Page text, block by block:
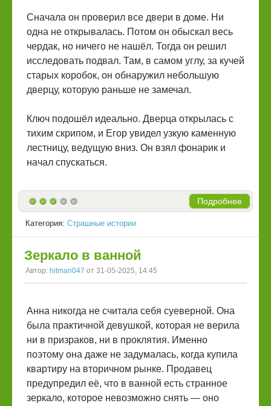
Сначала он проверил все двери в доме. Ни
одна не открывалась. Потом он обыскал весь
чердак, но ничего не нашёл. Тогда он решил
исследовать подвал. Там, в самом углу, за кучей
старых коробок, он обнаружил небольшую
дверцу, которую раньше не замечал.
Ключ подошёл идеально. Дверца открылась с
тихим скрипом, и Егор увидел узкую каменную
лестницу, ведущую вниз. Он взял фонарик и
начал спускаться.
Подробнее
Категория: Страшные истории
Зеркало в ванной
Автор: hitman047 от 31-05-2025, 14:45
Анна никогда не считала себя суеверной. Она
была практичной девушкой, которая не верила
ни в призраков, ни в проклятия. Именно
поэтому она даже не задумалась, когда купила
квартиру на вторичном рынке. Продавец
предупредил её, что в ванной есть странное
зеркало, которое невозможно снять — оно